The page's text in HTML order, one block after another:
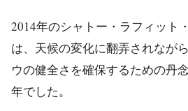
2014年のシャトー・ラフィット
は、天候の変化に翻弄されなが
ウの健全さを確保するための丹
年でした。